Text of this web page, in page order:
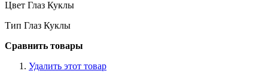
Цвет Глаз Куклы
Тип Глаз Куклы
Сравнить товары
Удалить этот товар